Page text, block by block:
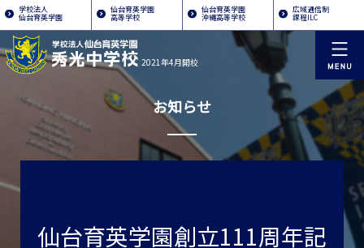
学校法人
仙台育英学園
仙台育英学園
高等学校
仙台育英学園
沖縄高等学校
広域通信制
課程ILC
2021年4月開校
お知らせ
仙台育英学園創立111周年記